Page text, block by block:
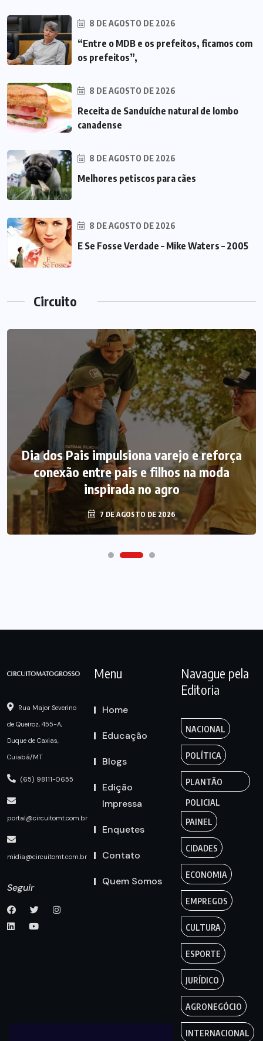
8 DE AGOSTO DE 2026
“Entre o MDB e os prefeitos, ficamos com
os prefeitos”,
8 DE AGOSTO DE 2026
Receita de Sanduíche natural de lombo
canadense
8 DE AGOSTO DE 2026
Melhores petiscos para cães
8 DE AGOSTO DE 2026
E Se Fosse Verdade – Mike Waters – 2005
Circuito
Dia dos Pais impulsiona varejo e reforça
conexão entre pais e filhos na moda
inspirada no agro
7 DE AGOSTO DE 2026
Rua Major Severino
de Queiroz, 455-A,
Duque de Caxias,
Cuiabá/MT
(65) 98111-0655
portal@circuitomt.com.br
midia@circuitomt.com.br
Seguir
Menu
Home
Educação
Blogs
Edição
Impressa
Enquetes
Contato
Quem Somos
Navague pela
Editoria
NACIONAL
POLÍTICA
PLANTÃO
POLICIAL
PAINEL
CIDADES
ECONOMIA
EMPREGOS
CULTURA
ESPORTE
JURÍDICO
AGRONEGÓCIO
INTERNACIONAL